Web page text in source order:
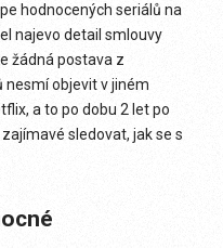
hodnocených seriálů na
najevo detail smlouvy
žádná postava z
nesmí objevit v jiném
a to po dobu 2 let po
sledovat, jak se s